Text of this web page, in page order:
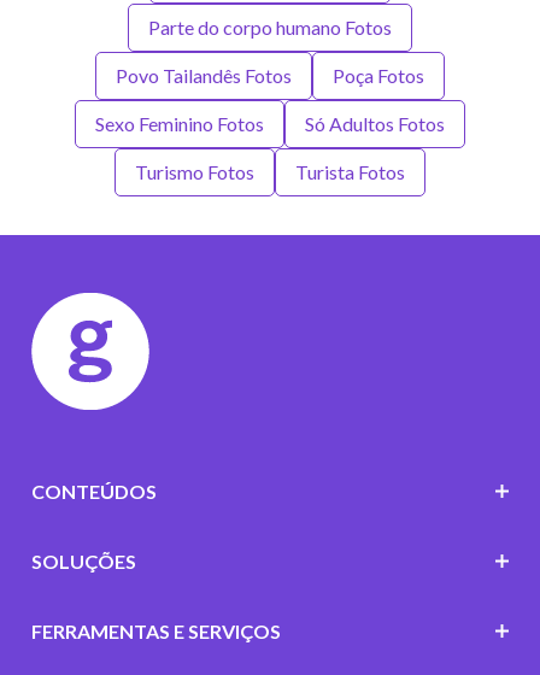
Parte do corpo humano Fotos
Povo Tailandês Fotos Poça Fotos
Sexo Feminino Fotos Só Adultos Fotos
Turismo Fotos Turista Fotos
CONTEÚDOS
SOLUÇÕES
FERRAMENTAS E SERVIÇOS